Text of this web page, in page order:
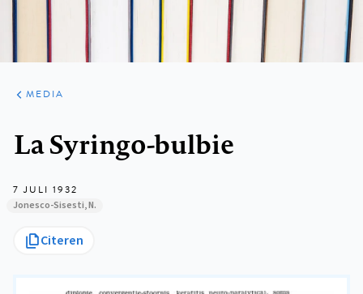
ARTIKELEN
VARIA
MEDIA
La Syringo-bulbie
7 JULI 1932
Jonesco-Sisesti, N.
Citeren